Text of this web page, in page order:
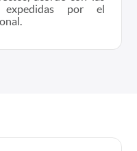
expedidas por el